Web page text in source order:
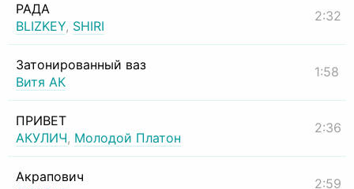
РАДА
BLIZKEY, SHIRI
2:32
Затонированный ваз
Витя АК
1:58
ПРИВЕТ
АКУЛИЧ, Молодой Платон
2:36
Акрапович
2:59